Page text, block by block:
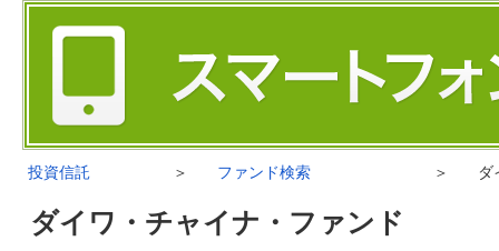
投資信託 ＞ ファンド検索 ＞ ダ
ダイワ・チャイナ・ファンド